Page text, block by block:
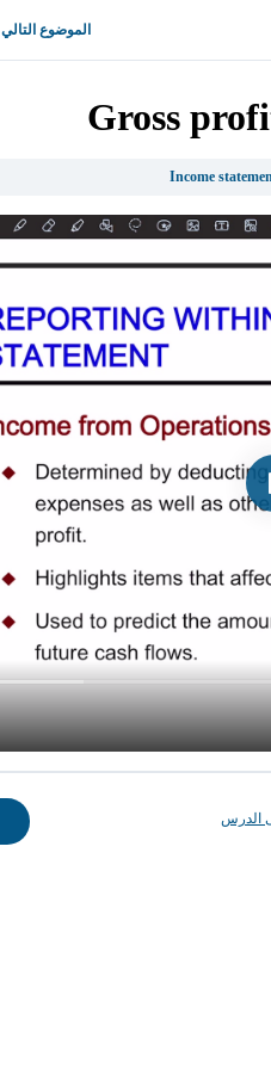
الموضوع التالي
Gross
Income
الدرس